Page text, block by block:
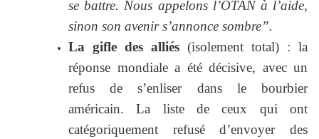
se battre. Nous appelons l’OTAN à l’aide,
sinon son avenir s’annonce sombre”.
La gifle des alliés (isolement total) : la
réponse mondiale a été décisive, avec un
refus de s’enliser dans le bourbier
américain. La liste de ceux qui ont
catégoriquement refusé d’envoyer des